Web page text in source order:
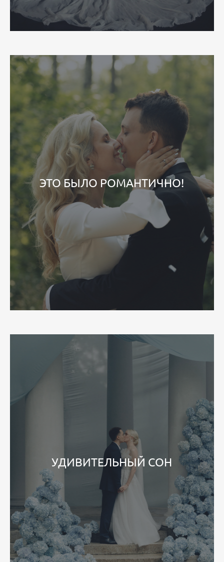
ЭТО БЫЛО РОМАНТИЧНО!
УДИВИТЕЛЬНЫЙ СОН